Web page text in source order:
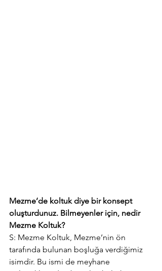
Mezme’de koltuk diye bir konsept
oluşturdunuz. Bilmeyenler için, nedir
Mezme Koltuk?
S: Mezme Koltuk, Mezme’nin ön
tarafında bulunan boşluğa verdiğimiz
isimdir. Bu ismi de meyhane